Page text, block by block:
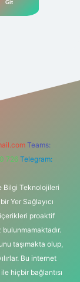
Teams:
726 Telegram:
Bilgi Teknolojileri
Yer Sağlayıcı
proaktif
taşımakta olup,
Bu internet
hiçbir bağlantısı